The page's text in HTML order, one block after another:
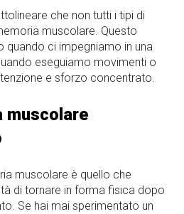
che non tutti i tipi di
muscolare. Questo
ci impegniamo in una
eseguiamo movimenti o
e sforzo concentrato.
muscolare
muscolare è quello che
di tornare in forma fisica dopo
Se hai mai sperimentato un